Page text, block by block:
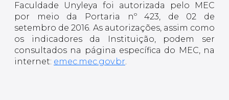
Faculdade Unyleya foi autorizada pelo MEC
por meio da Portaria nº 423, de 02 de
setembro de 2016. As autorizações, assim como
os indicadores da Instituição, podem ser
consultados na página específica do MEC, na
internet: emec.mec.gov.br.